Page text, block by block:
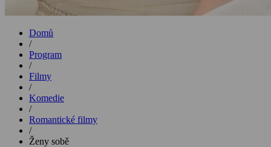
Domů
/
Program
/
Filmy
/
Komedie
/
Romantické filmy
/
Ženy sobě